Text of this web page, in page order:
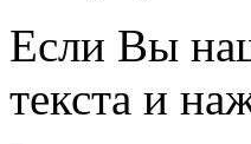
Если Вы
текста и